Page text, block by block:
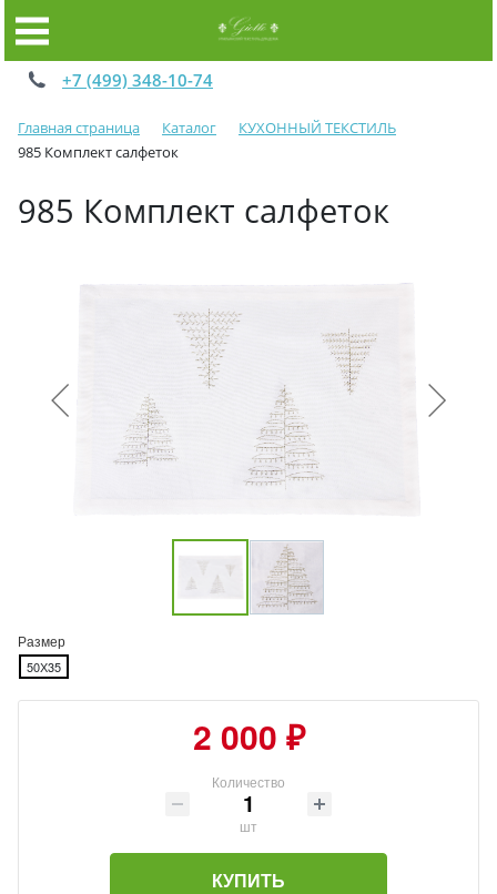
+7 (499) 348-10-74
Главная страница Каталог
КУХОННЫЙ ТЕКСТИЛЬ
985 Комплект салфеток
985 Комплект салфеток
Размер
50Х35
2 000 ₽
Количество
шт
КУПИТЬ